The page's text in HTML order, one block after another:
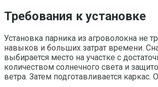
Требования к установке
Установка парника из агроволокна не
навыков и больших затрат времени.
выбирается место на участке с
количеством солнечного света и
ветра. Затем подготавливается